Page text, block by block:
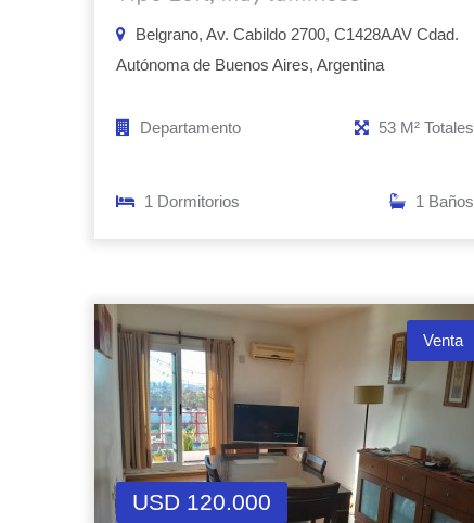
Belgrano, Av. Cabildo 2700, C1428AAV Cdad.
Autónoma de Buenos Aires, Argentina
Departamento 53 M² Totales
1 Dormitorios 1 Baños
Venta
USD 120.000